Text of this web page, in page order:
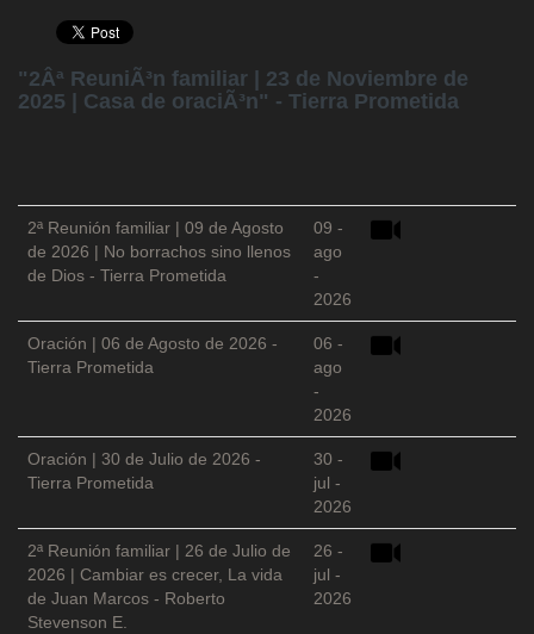
"2Âª ReuniÃ³n familiar | 23 de Noviembre de
2025 | Casa de oraciÃ³n" - Tierra Prometida
2ª Reunión familiar | 09 de Agosto
de 2026 | No borrachos sino llenos
de Dios - Tierra Prometida
09 -
ago
-
2026
Oración | 06 de Agosto de 2026 -
Tierra Prometida
06 -
ago
-
2026
Oración | 30 de Julio de 2026 -
Tierra Prometida
30 -
jul -
2026
2ª Reunión familiar | 26 de Julio de
2026 | Cambiar es crecer, La vida
de Juan Marcos - Roberto
Stevenson E.
26 -
jul -
2026